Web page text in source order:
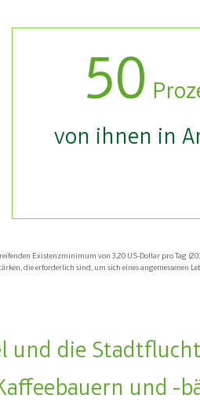
50
von ihnen in
Existenzminimum von 3,20 US-Dollar pro Tag
die erforderlich sind, um sich eines angemessenen
und die
und -